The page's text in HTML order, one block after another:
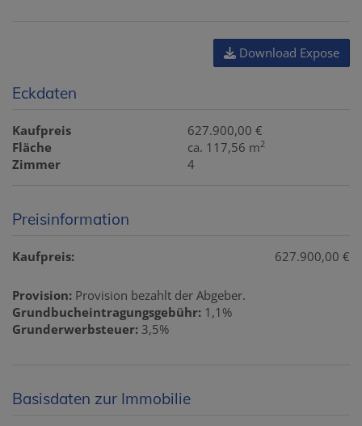
Download Expose
Eckdaten
Kaufpreis
627.900,00 €
Fläche
ca. 117,56 m2
Zimmer 4
Preisinformation
Kaufpreis: 627.900,00 €
Provision: Provision bezahlt der Abgeber.
Grundbucheintragungsgebühr: 1,1%
Grunderwerbsteuer: 3,5%
Basisdaten zur Immobilie